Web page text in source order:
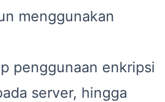
menggunakan
penggunaan enkripsi
server, hingga